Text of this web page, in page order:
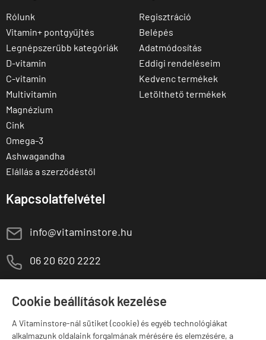
Cookie beállítások kezelése
A Vitaminstore-nál sütiket (cookie) és egyéb technológiákat
alkalmazunk oldalaink forgalmának mérésére és elemzésére, a
Rólunk
Vitamin+ pontgyűjtés
Legnépszerűbb kategóriák
D-vitamin
C-vitamin
Multivitamin
Magnézium
Cink
Omega-3
Ashwagandha
Elállás a szerződéstől
Regisztráció
Belépés
Adatmódosítás
Eddigi rendeléseim
Kedvenc termékek
Letölthető termékek
Kapcsolatfelvétel
E info@vitaminstore.hu
M 06 20 620 2222
Szugló u. 83-85.